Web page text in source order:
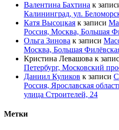
Валентина Бахтина к
Калининград, ул.
Катя Высоцкая к записи
Россия, Москва, Большая
Ольга Зинова к записи
Москва, Большая
Кристина Левашова к
Петербург, Московский
Даниил Куликов к записи
Россия, Ярославская
улица Строителей, 24
Метки